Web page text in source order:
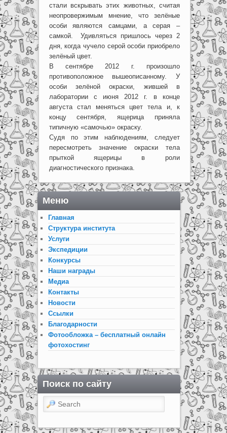
стали вскрывать этих животных, считая
неопровержимым мнение, что зелёные
особи являются самцами, а серая –
самкой. Удивляться пришлось через 2
дня, когда чучело серой особи приобрело
зелёный цвет.
В сентябре 2012 г. произошло
противоположное вышеописанному. У
особи зелёной окраски, жившей в
лаборатории с июня 2012 г. в конце
августа стал меняться цвет тела и, к
концу сентября, ящерица приняла
типичную «самочью» окраску.
Судя по этим наблюдениям, следует
пересмотреть значение окраски тела
прыткой ящерицы в роли
диагностического признака.
Меню
Главная
Структура института
Услуги
Экспедиции
Конкурсы
Наши награды
Медиа
Контакты
Новости
Ссылки
Благодарности
Фотообложка – бесплатный онлайн
фотохостинг
Поиск по сайту
Search